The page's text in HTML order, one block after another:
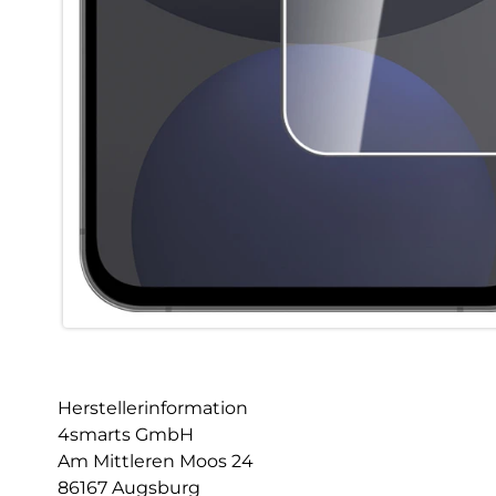
Herstellerinformation
4smarts GmbH
Am Mittleren Moos 24
86167 Augsburg